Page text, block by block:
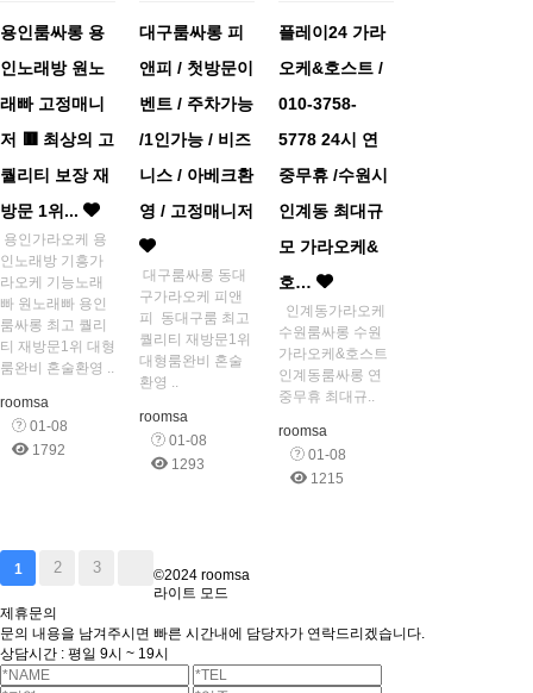
용인룸싸롱 용
인노래방 원노
래빠 고정매니
저 🟥 최상의 고
퀄리티 보장 재
방문 1위...
용인가라오케 용
인노래방 기흥가
라오케 기능노래
빠 원노래빠 용인
룸싸롱 최고 퀄리
티 재방문1위 대형
룸완비 혼술환영 ..
roomsa
01-08
1792
대구룸싸롱 피
앤피 / 첫방문이
벤트 / 주차가능
/1인가능 / 비즈
니스 / 아베크환
영 / 고정매니저
대구룸싸롱 동대
구가라오케 피앤
피 동대구룸 최고
퀄리티 재방문1위
대형룸완비 혼술
환영 ..
roomsa
01-08
1293
플레이24 가라
오케&호스트 /
010-3758-
5778 24시 연
중무휴 /수원시
인계동 최대규
모 가라오케&
호…
인계동가라오케
수원룸싸롱 수원
가라오케&호스트
인계동룸싸롱 연
중무휴 최대규..
roomsa
01-08
1215
1 2 3
©2024 roomsa
라이트 모드
제휴문의
문의 내용을 남겨주시면 빠른 시간내에 담당자가 연락드리겠습니다.
상담시간 : 평일 9시 ~ 19시